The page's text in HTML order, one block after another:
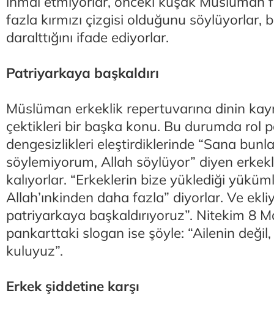
fazla kırmızı çizgisi olduğunu söylüyorlar,
daralttığını ifade ediyorlar.
Patriyarkaya başkaldırı
Müslüman erkeklik repertuvarına dinin
çektikleri bir başka konu. Bu durumda rol
dengesizlikleri eleştirdiklerinde “Sana
söylemiyorum, Allah söylüyor” diyen
kalıyorlar. “Erkeklerin bize yüklediği
Allah’ınkinden daha fazla” diyorlar. Ve
patriyarkaya başkaldırıyoruz”. Nitekim 8
pankarttaki slogan ise şöyle: “Ailenin
kuluyuz”.
Erkek şiddetine karşı